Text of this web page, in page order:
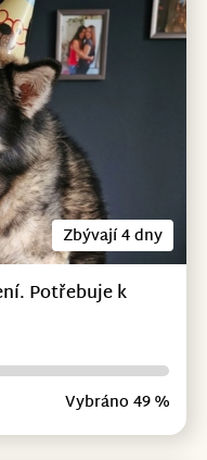
Zbývají 4 dny
Potřebuje k
Vybráno 49 %